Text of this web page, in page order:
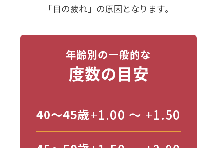
「目の疲れ」の原因となります。
年齢別の一般的な
度数の目安
40〜45歳+1.00 〜 +1.50